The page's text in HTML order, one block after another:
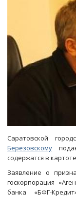
избежало
банкротства
Саратовской
Березовскому
содержатся в
Заявление о
госкорпорация
банка «БФГ-